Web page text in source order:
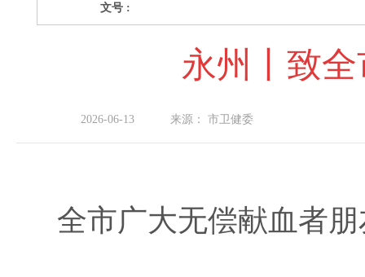
文号 :
永州丨致
2026-06-13 来源： 市卫健委
全市广大无偿献血者